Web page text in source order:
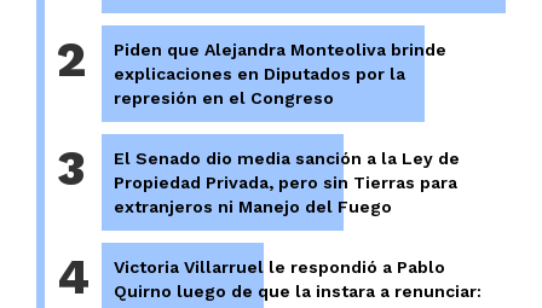
2
Piden que Alejandra Monteoliva brinde
explicaciones en Diputados por la
represión en el Congreso
3
El Senado dio media sanción a la Ley de
Propiedad Privada, pero sin Tierras para
extranjeros ni Manejo del Fuego
4
Victoria Villarruel le respondió a Pablo
Quirno luego de que la instara a renunciar: